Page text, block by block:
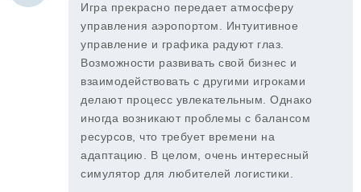
Игра прекрасно передает атмосферу
управления аэропортом. Интуитивное
управление и графика радуют глаз.
Возможности развивать свой бизнес и
взаимодействовать с другими игроками
делают процесс увлекательным. Однако
иногда возникают проблемы с балансом
ресурсов, что требует времени на
адаптацию. В целом, очень интересный
симулятор для любителей логистики.